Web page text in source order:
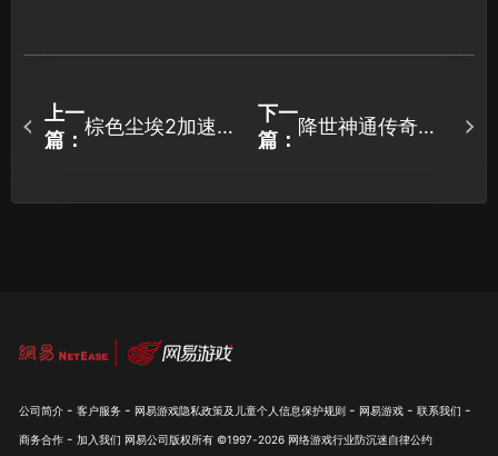
上一
篇：
棕色尘埃2加速器
延迟问题！
下一
篇：
降世神通传奇格
程！
公司简介 - 客户服务 - 网易游戏隐私政策及儿童个人信息保护规则 - 网易游戏 - 联系我们 -
商务合作 - 加入我们 网易公司版权所有 ©1997-2026 网络游戏行业防沉迷自律公约